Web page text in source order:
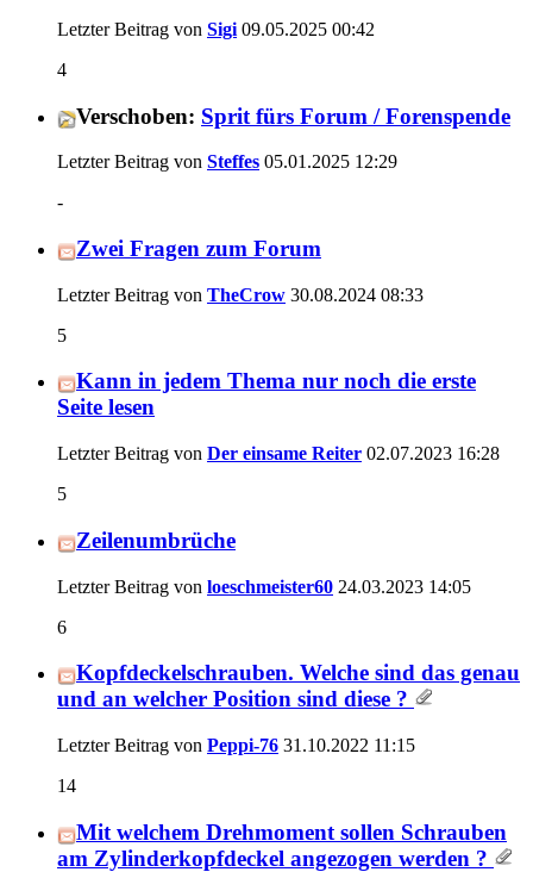
Letzter Beitrag von Sigi 09.05.2025 00:42
4
Verschoben: Sprit fürs Forum / Forenspende
Letzter Beitrag von Steffes 05.01.2025 12:29
-
Zwei Fragen zum Forum
Letzter Beitrag von TheCrow 30.08.2024 08:33
5
Kann in jedem Thema nur noch die erste
Seite lesen
Letzter Beitrag von Der einsame Reiter 02.07.2023 16:28
5
Zeilenumbrüche
Letzter Beitrag von loeschmeister60 24.03.2023 14:05
6
Kopfdeckelschrauben. Welche sind das genau
und an welcher Position sind diese ?
Letzter Beitrag von Peppi-76 31.10.2022 11:15
14
Mit welchem Drehmoment sollen Schrauben
am Zylinderkopfdeckel angezogen werden ?